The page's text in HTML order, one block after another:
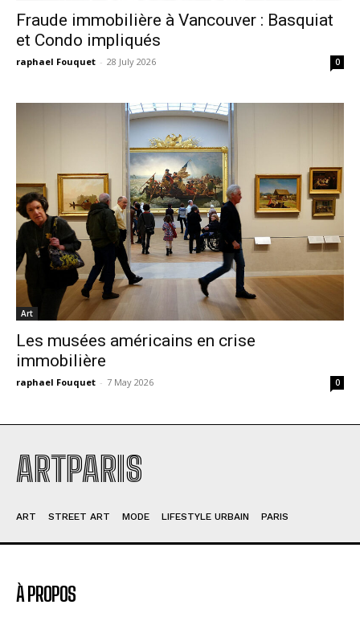
Fraude immobilière à Vancouver : Basquiat
et Condo impliqués
raphael Fouquet - 28 July 2026 0
Art
Les musées américains en crise
immobilière
raphael Fouquet - 7 May 2026 0
ARTPARIS
ART STREET ART MODE LIFESTYLE URBAIN PARIS
À PROPOS